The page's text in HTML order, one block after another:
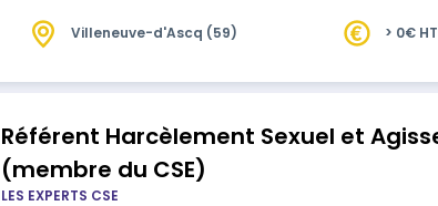
formation. Attention ! Les membres élus du CSE doivent être formés en santé, enVilleneuve-d'Ascq (59) > 0€ HT
Référent Harcèlement Sexuel et
(membre du CSE)
LES EXPERTS CSE